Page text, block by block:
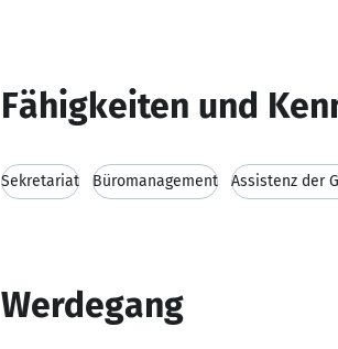
Fähigkeiten und
Sekretariat Büromanagement Assistenz der
Werdegang